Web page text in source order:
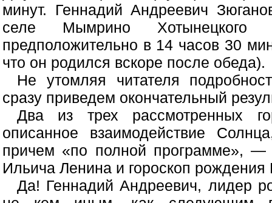
минут. Геннадий Андреевич
селе Мымрино Хотынецкого
предположительно в 14 часов 30
что он родился вскоре после обеда).
Не утомляя читателя
сразу приведем окончательный
Два из трех рассмотренных
описанное взаимодействие
причем «по полной программе», —
Ильича Ленина и гороскоп
Да! Геннадий Андреевич, лидер